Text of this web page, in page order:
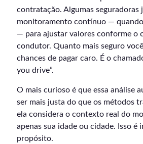
contratação. Algumas seguradoras
monitoramento contínuo —
— para ajustar valores conforme o
condutor. Quanto mais seguro
chances de pagar caro. É o
you drive”.
O mais curioso é que essa análise
ser mais justa do que os métodos
ela considera o contexto real do
apenas sua idade ou cidade. Isso é
propósito.